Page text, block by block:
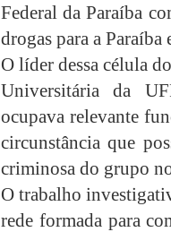
Federal da Paraíba
drogas para a Paraíba
O líder dessa célula
Universitária da
ocupava relevante
circunstância que
criminosa do grupo
O trabalho
rede formada para